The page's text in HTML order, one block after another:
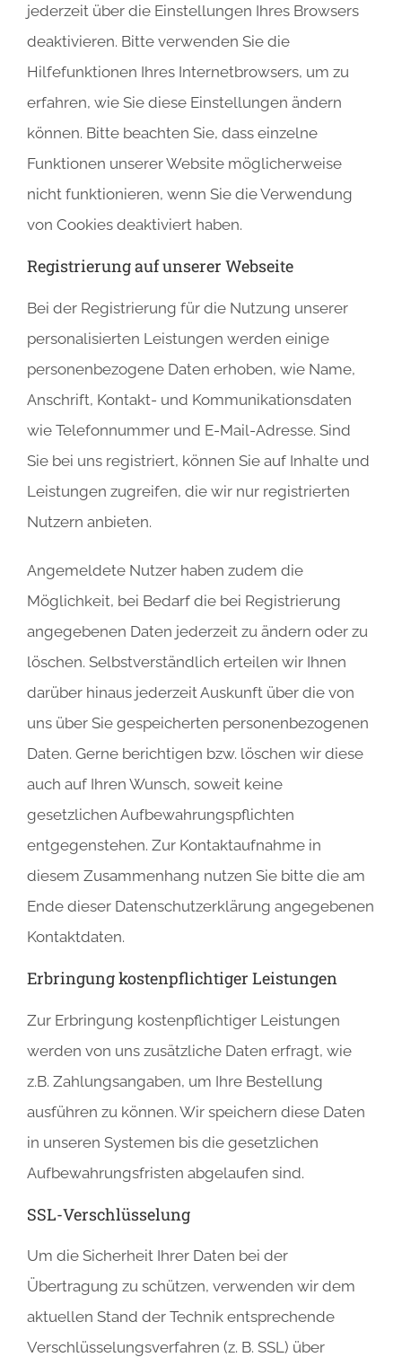
jederzeit über die Einstellungen Ihres Browsers
deaktivieren. Bitte verwenden Sie die
Hilfefunktionen Ihres Internetbrowsers, um zu
erfahren, wie Sie diese Einstellungen ändern
können. Bitte beachten Sie, dass einzelne
Funktionen unserer Website möglicherweise
nicht funktionieren, wenn Sie die Verwendung
von Cookies deaktiviert haben.
Registrierung auf unserer Webseite
Bei der Registrierung für die Nutzung unserer
personalisierten Leistungen werden einige
personenbezogene Daten erhoben, wie Name,
Anschrift, Kontakt- und Kommunikationsdaten
wie Telefonnummer und E-Mail-Adresse. Sind
Sie bei uns registriert, können Sie auf Inhalte und
Leistungen zugreifen, die wir nur registrierten
Nutzern anbieten.
Angemeldete Nutzer haben zudem die
Möglichkeit, bei Bedarf die bei Registrierung
angegebenen Daten jederzeit zu ändern oder zu
löschen. Selbstverständlich erteilen wir Ihnen
darüber hinaus jederzeit Auskunft über die von
uns über Sie gespeicherten personenbezogenen
Daten. Gerne berichtigen bzw. löschen wir diese
auch auf Ihren Wunsch, soweit keine
gesetzlichen Aufbewahrungspflichten
entgegenstehen. Zur Kontaktaufnahme in
diesem Zusammenhang nutzen Sie bitte die am
Ende dieser Datenschutzerklärung angegebenen
Kontaktdaten.
Erbringung kostenpflichtiger Leistungen
Zur Erbringung kostenpflichtiger Leistungen
werden von uns zusätzliche Daten erfragt, wie
z.B. Zahlungsangaben, um Ihre Bestellung
ausführen zu können. Wir speichern diese Daten
in unseren Systemen bis die gesetzlichen
Aufbewahrungsfristen abgelaufen sind.
SSL-Verschlüsselung
Um die Sicherheit Ihrer Daten bei der
Übertragung zu schützen, verwenden wir dem
aktuellen Stand der Technik entsprechende
Verschlüsselungsverfahren (z. B. SSL) über